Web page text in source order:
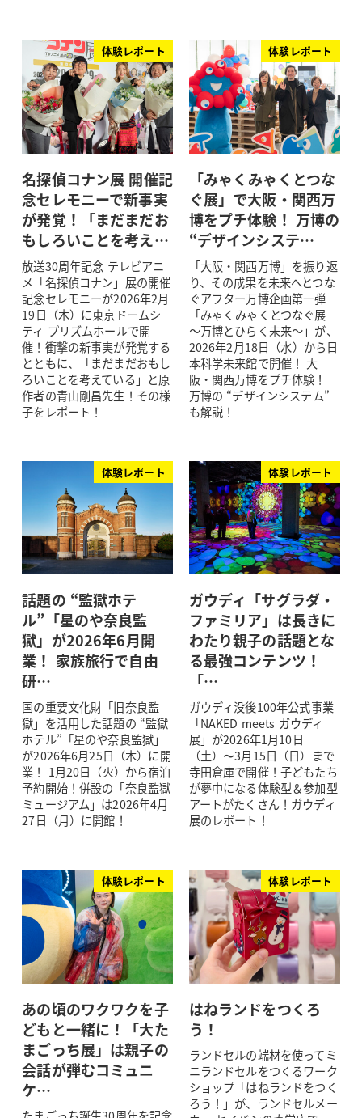
体験レポート
名探偵コナン展 開催記
念セレモニーで新事実
が発覚！「まだまだお
もしろいことを考え…
放送30周年記念 テレビアニ
メ「名探偵コナン」展の開催
記念セレモニーが2026年2月
19日（木）に東京ドームシ
ティ プリズムホールで開
催！衝撃の新事実が発覚する
とともに、「まだまだおもし
ろいことを考えている」と原
作者の青山剛昌先生！その様
子をレポート！
体験レポート
「みゃくみゃくとつな
ぐ展」で大阪・関西万
博をプチ体験！ 万博の
“デザインシステ…
「大阪・関西万博」を振り返
り、その成果を未来へとつな
ぐアフター万博企画第一弾
「みゃくみゃくとつなぐ展
～万博とひらく未来～」が、
2026年2月18日（水）から日
本科学未来館で開催！ 大
阪・関西万博をプチ体験！
万博の “デザインシステム”
も解説！
体験レポート
話題の “監獄ホテ
ル”「星のや奈良監
獄」が2026年6月開
業！ 家族旅行で自由
研…
国の重要文化財「旧奈良監
獄」を活用した話題の “監獄
ホテル”「星のや奈良監獄」
が2026年6月25日（木）に開
業！ 1月20日（火）から宿泊
予約開始！併設の「奈良監獄
ミュージアム」は2026年4月
27日（月）に開館！
体験レポート
ガウディ「サグラダ・
ファミリア」は長きに
わたり親子の話題とな
る最強コンテンツ！
「…
ガウディ没後100年公式事業
「NAKED meets ガウディ
展」が2026年1月10日
（土）〜3月15日（日）まで
寺田倉庫で開催！子どもたち
が夢中になる体験型＆参加型
アートがたくさん！ガウディ
展のレポート！
体験レポート
あの頃のワクワクを子
どもと一緒に！「大た
まごっち展」は親子の
会話が弾むコミュニ
ケ…
体験レポート
はねランドをつくろ
う！
ランドセルの端材を使ってミ
ニランドセルをつくるワーク
ショップ「はねランドをつく
ろう！」が、ランドセルメー